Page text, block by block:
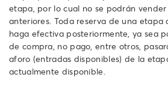
etapa, por lo cual no se podrán
anteriores. Toda reserva de una etapa
haga efectiva posteriormente, ya sea
de compra, no pago, entre otros,
aforo (entradas disponibles) de la
actualmente disponible.